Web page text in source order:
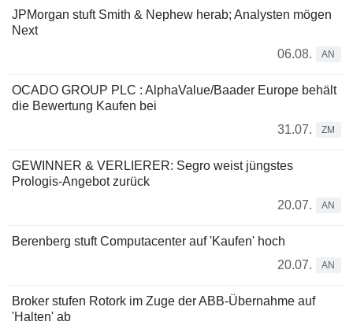
JPMorgan stuft Smith & Nephew herab; Analysten mögen
Next
06.08.
AN
OCADO GROUP PLC : AlphaValue/Baader Europe behält
die Bewertung Kaufen bei
31.07.
ZM
GEWINNER & VERLIERER: Segro weist jüngstes
Prologis-Angebot zurück
20.07.
AN
Berenberg stuft Computacenter auf 'Kaufen' hoch
20.07.
AN
Broker stufen Rotork im Zuge der ABB-Übernahme auf
'Halten' ab